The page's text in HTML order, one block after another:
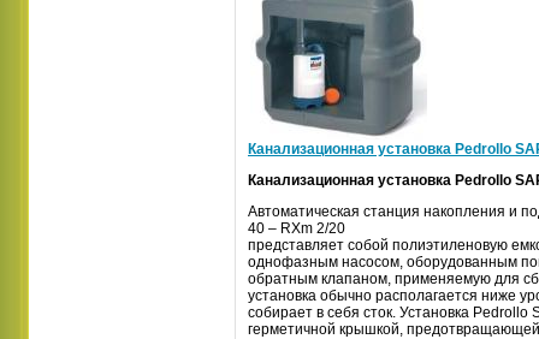
Канализационная установка Pedrollo
Канализационная установка Pedrollo
Автоматическая станция накопления и
40 – RXm 2/20
представляет собой полиэтиленовую
однофазным насосом, оборудованным
обратным клапаном, применяемую для
установка обычно располагается ниже
собирает в себя сток. Установка Pedrollo
герметичной крышкой, предотвращающей